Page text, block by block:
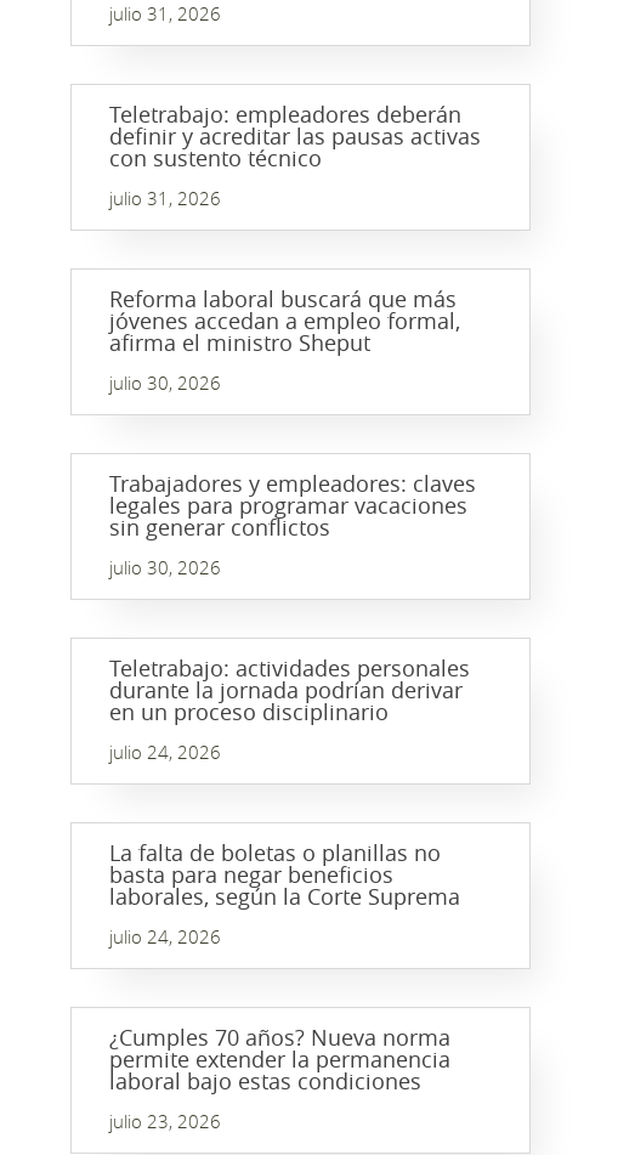
julio 31, 2026
Teletrabajo: empleadores deberán
definir y acreditar las pausas activas
con sustento técnico
julio 31, 2026
Reforma laboral buscará que más
jóvenes accedan a empleo formal,
afirma el ministro Sheput
julio 30, 2026
Trabajadores y empleadores: claves
legales para programar vacaciones
sin generar conflictos
julio 30, 2026
Teletrabajo: actividades personales
durante la jornada podrían derivar
en un proceso disciplinario
julio 24, 2026
La falta de boletas o planillas no
basta para negar beneficios
laborales, según la Corte Suprema
julio 24, 2026
¿Cumples 70 años? Nueva norma
permite extender la permanencia
laboral bajo estas condiciones
julio 23, 2026